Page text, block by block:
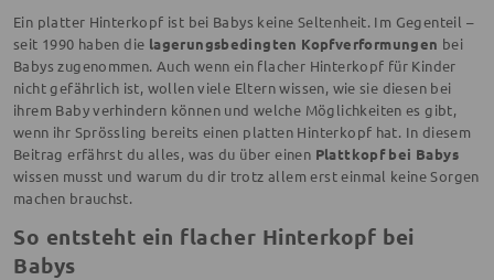
Ein platter Hinterkopf ist bei Babys keine Seltenheit. Im Gegenteil –
seit 1990 haben die lagerungsbedingten Kopfverformungen bei
Babys zugenommen. Auch wenn ein flacher Hinterkopf für Kinder
nicht gefährlich ist, wollen viele Eltern wissen, wie sie diesen bei
ihrem Baby verhindern können und welche Möglichkeiten es gibt,
wenn ihr Sprössling bereits einen platten Hinterkopf hat. In diesem
Beitrag erfährst du alles, was du über einen Plattkopf bei Babys
wissen musst und warum du dir trotz allem erst einmal keine Sorgen
machen brauchst.
So entsteht ein flacher Hinterkopf bei
Babys